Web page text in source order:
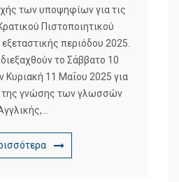
των υποψηφίων για τις
Πιστοποιητικού
περιόδου 2025.
το Σάββατο 10
Κυριακή 11 Μαΐου 2025 για
της γνώσης των γλωσσών